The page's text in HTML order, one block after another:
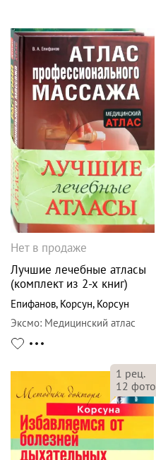
Нет в продаже
Лучшие лечебные атласы
(комплект из 2-х книг)
Епифанов, Корсун, Корсун
Эксмо: Медицинский атлас
1 рец.
12 фото